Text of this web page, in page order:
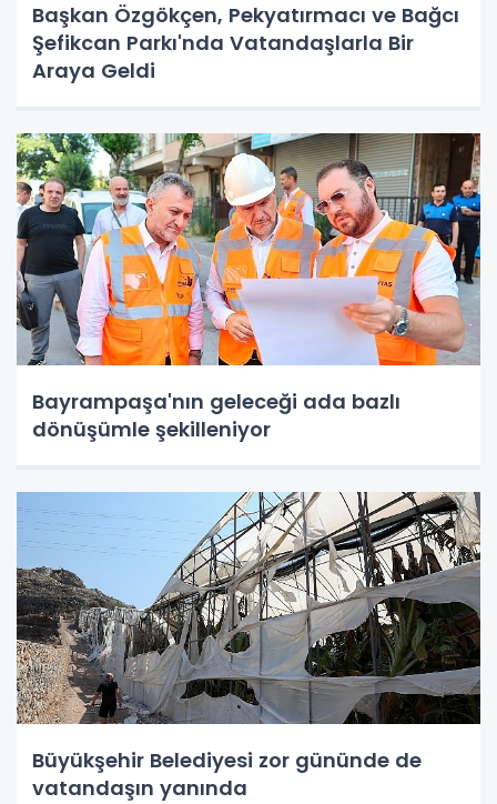
Başkan Özgökçen, Pekyatırmacı ve Bağcı
Şefikcan Parkı'nda Vatandaşlarla Bir
Araya Geldi
Bayrampaşa'nın geleceği ada bazlı
dönüşümle şekilleniyor
Büyükşehir Belediyesi zor gününde de
vatandaşın yanında